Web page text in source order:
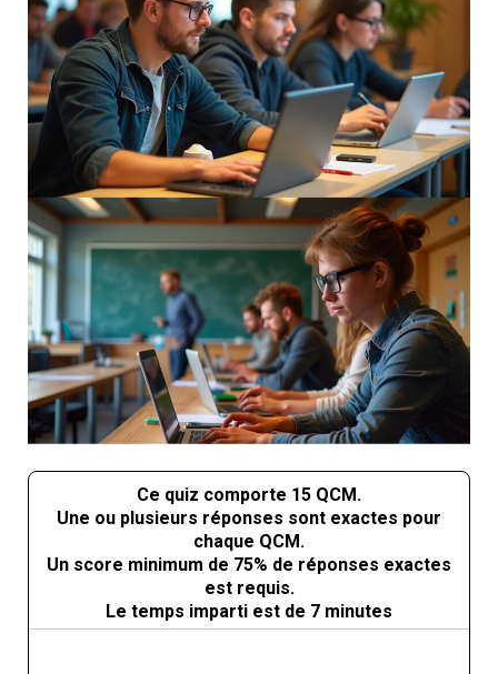
Ce quiz comporte 15 QCM.
Une ou plusieurs réponses sont exactes pour
chaque QCM.
Un score minimum de 75% de réponses exactes
est requis.
Le temps imparti est de 7 minutes